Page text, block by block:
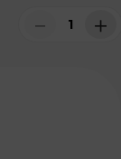
＋
－